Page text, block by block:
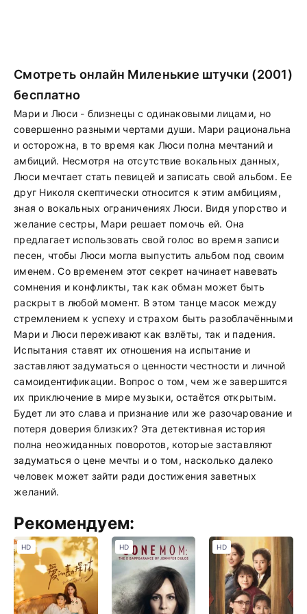
Смотреть онлайн Миленькие штучки (2001)
бесплатно
Мари и Люси - близнецы с одинаковыми лицами, но
совершенно разными чертами души. Мари рациональна
и осторожна, в то время как Люси полна мечтаний и
амбиций. Несмотря на отсутствие вокальных данных,
Люси мечтает стать певицей и записать свой альбом. Ее
друг Николя скептически относится к этим амбициям,
зная о вокальных ограничениях Люси. Видя упорство и
желание сестры, Мари решает помочь ей. Она
предлагает использовать свой голос во время записи
песен, чтобы Люси могла выпустить альбом под своим
именем. Со временем этот секрет начинает навевать
сомнения и конфликты, так как обман может быть
раскрыт в любой момент. В этом танце масок между
стремлением к успеху и страхом быть разоблачёнными
Мари и Люси переживают как взлёты, так и падения.
Испытания ставят их отношения на испытание и
заставляют задуматься о ценности честности и личной
самоидентификации. Вопрос о том, чем же завершится
их приключение в мире музыки, остаётся открытым.
Будет ли это слава и признание или же разочарование и
потеря доверия близких? Эта детективная история
полна неожиданных поворотов, которые заставляют
задуматься о цене мечты и о том, насколько далеко
человек может зайти ради достижения заветных
желаний.
Рекомендуем:
HD HD HD